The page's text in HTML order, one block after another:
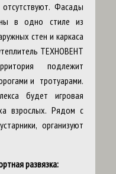
Фасады
в одно стиле из
стен и каркаса
ТЕХНОВЕНТ
подлежит
и тротуарами.
будет игровая
взрослых. Рядом с
организуют
развязка: